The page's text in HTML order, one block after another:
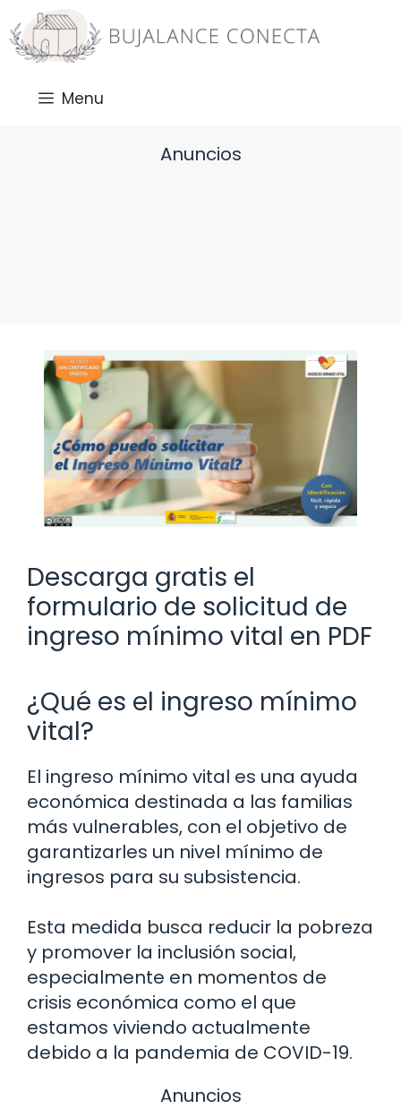
Saltar
al
contenido
Menu
Anuncios
Descarga gratis el
formulario de solicitud de
ingreso mínimo vital en PDF
¿Qué es el ingreso mínimo
vital?
El ingreso mínimo vital es una ayuda
económica destinada a las familias
más vulnerables, con el objetivo de
garantizarles un nivel mínimo de
ingresos para su subsistencia.
Esta medida busca reducir la pobreza
y promover la inclusión social,
especialmente en momentos de
crisis económica como el que
estamos viviendo actualmente
debido a la pandemia de COVID-19.
Anuncios